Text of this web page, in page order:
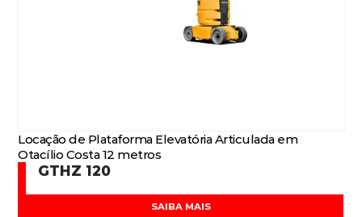
Locação de Plataforma Elevatória Articulada em
Otacílio Costa 12 metros
GTHZ 120
SAIBA MAIS